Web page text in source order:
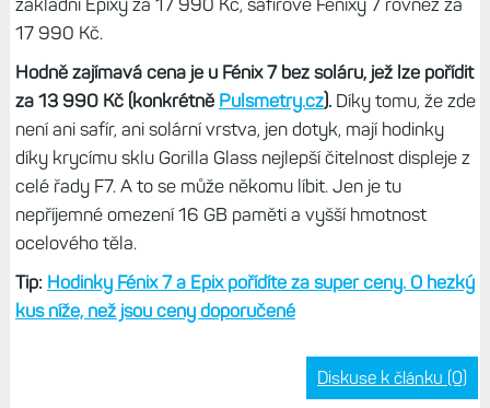
17 990 Kč.
Hodně zajímavá cena je u Fénix 7 bez soláru, jež lze pořídit
za 13 990 Kč (konkrétně Pulsmetry.cz).Díky tomu, že zde
není ani safír, ani solární vrstva, jen dotyk, mají hodinky
díky krycímu sklu Gorilla Glass nejlepší čitelnost displeje z
celé řady F7. A to se může někomu líbit. Jen je tu
nepříjemné omezení 16 GB paměti a vyšší hmotnost
ocelového těla.
Tip: Hodinky Fénix 7 a Epix pořídíte za super ceny. O hezký
kus níže, než jsou ceny doporučené
Diskuse k článku (0)